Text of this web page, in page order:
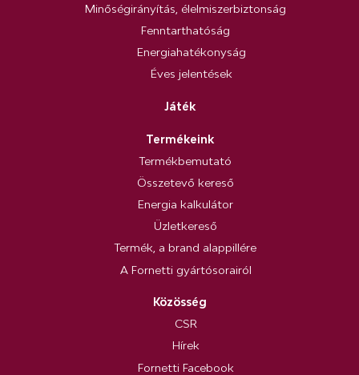
Minőségirányítás, élelmiszerbiztonság
Fenntarthatóság
Energiahatékonyság
Éves jelentések
Játék
Termékeink
Termékbemutató
Összetevő kereső
Energia kalkulátor
Üzletkereső
Termék, a brand alappillére
A Fornetti gyártósorairól
Közösség
CSR
Hírek
Fornetti Facebook